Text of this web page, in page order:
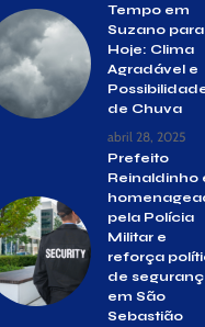
Tempo em
Suzano para
Hoje: Clima
Agradável e
de Chuva
abril 28, 2025
Prefeito
Reinaldinho
pela Polícia
Militar e
reforça
de
em São
Sebastião